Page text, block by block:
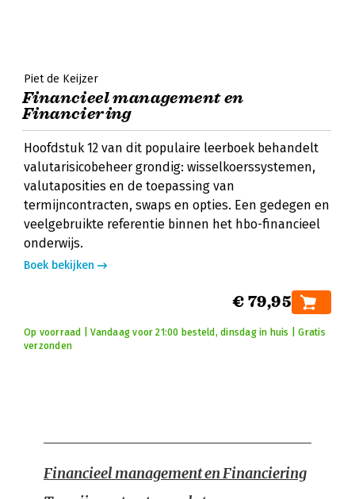
Piet de Keijzer
Financieel management en
Financiering
Hoofdstuk 12 van dit populaire leerboek behandelt
valutarisicobeheer grondig: wisselkoerssystemen,
valutaposities en de toepassing van
termijncontracten, swaps en opties. Een gedegen en
veelgebruikte referentie binnen het hbo-financieel
onderwijs.
Boek bekijken
€ 79,95
Op voorraad | Vandaag voor 21:00 besteld, dinsdag in huis | Gratis
verzonden
Financieel management en Financiering